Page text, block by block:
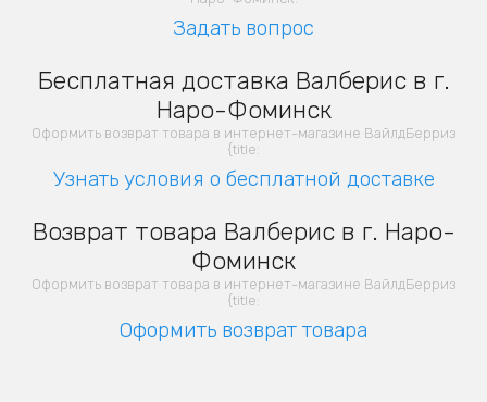
Задать вопрос
Бесплатная доставка Валберис в г.
Наро-Фоминск
Оформить возврат товара в интернет-магазине ВайлдБерриз
{title:
Узнать условия о бесплатной доставке
Возврат товара Валберис в г. Наро-
Фоминск
Оформить возврат товара в интернет-магазине ВайлдБерриз
{title:
Оформить возврат товара